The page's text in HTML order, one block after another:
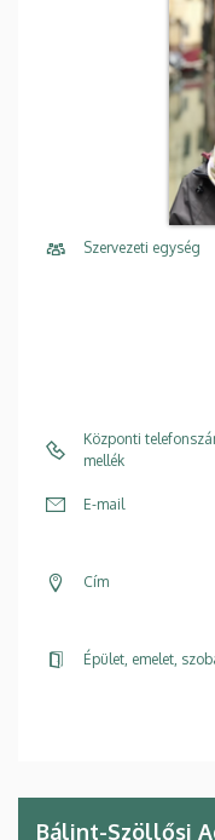
Szervezeti egység
Központi
mellék
E-mail
Cím
Épület, emelet,
Bálint-Szöllősi